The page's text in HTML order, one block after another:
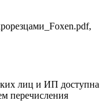
лиц и ИП доступна
перечисления